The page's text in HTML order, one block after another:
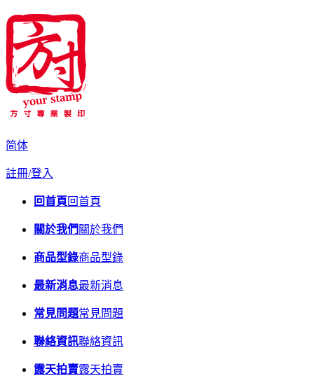
简体
註冊/登入
回首頁回首頁
關於我們 關於我們
商品型錄商品型錄
最新消息最新消息
常見問題常見問題
聯絡資訊聯絡資訊
露天拍賣露天拍賣